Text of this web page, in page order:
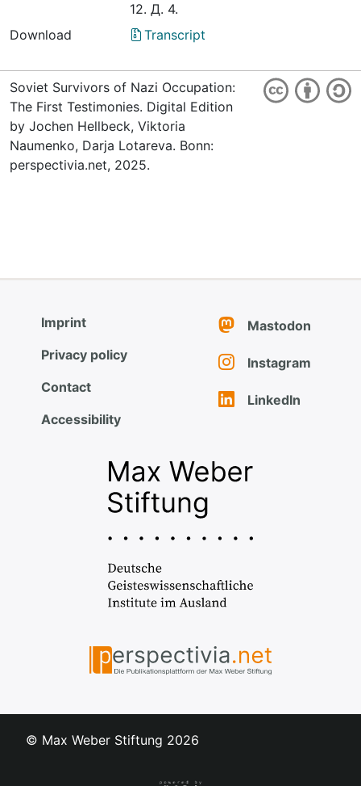
12. Д. 4.
Download
Transcript
Soviet Survivors of Nazi Occupation:
The First Testimonies. Digital Edition
by Jochen Hellbeck, Viktoria
Naumenko, Darja Lotareva. Bonn:
perspectivia.net, 2025.
Imprint
Privacy policy
Contact
Accessibility
Mastodon
Instagram
LinkedIn
© Max Weber Stiftung 2026